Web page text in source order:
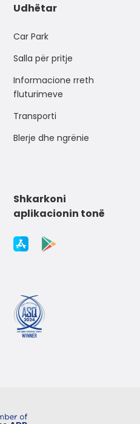
Udhëtar
Car Park
Salla për pritje
Informacione rreth
fluturimeve
Transporti
Blerje dhe ngrënie
Shkarkoni
aplikacionin tonë